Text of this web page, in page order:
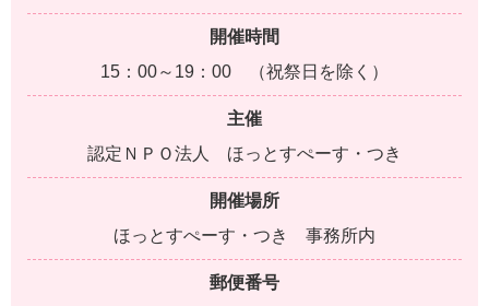
開催時間
15：00～19：00 （祝祭日を除く）
主催
認定ＮＰＯ法人 ほっとすぺーす・つき
開催場所
ほっとすぺーす・つき 事務所内
郵便番号